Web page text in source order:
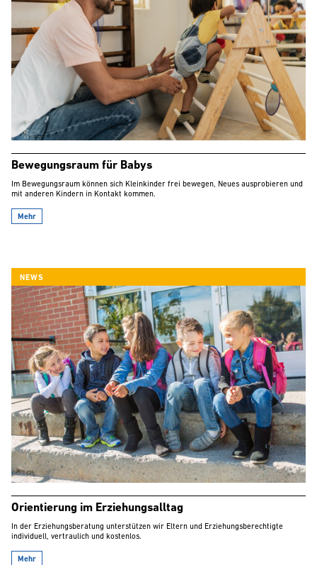
Bewegungsraum für Babys
Im Bewegungsraum können sich Kleinkinder frei bewegen, Neues ausprobieren und
mit anderen Kindern in Kontakt kommen.
Mehr
NEWS
Orientierung im Erziehungsalltag
In der Erziehungsberatung unterstützen wir Eltern und Erziehungsberechtigte
individuell, vertraulich und kostenlos.
Mehr